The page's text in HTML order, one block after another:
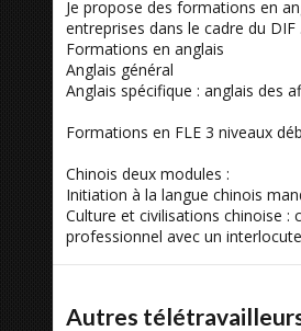
Je propose des formations en
entreprises dans le cadre du DIF .
Formations en anglais
Anglais général
Anglais spécifique : anglais des
Formations en FLE 3 niveaux
Chinois deux modules :
Initiation à la langue chinois
Culture et civilisations chinoise :
professionnel avec un
Autres